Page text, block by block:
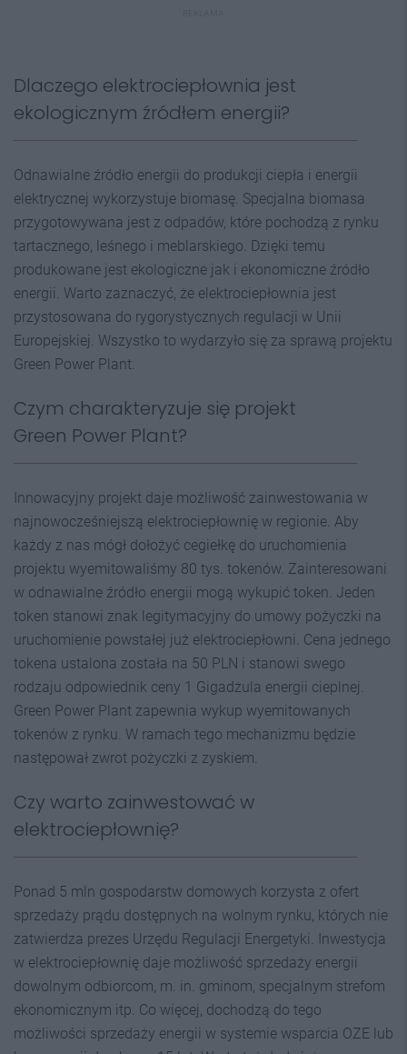
Dlaczego elektrociepłownia jest
ekologicznym źródłem energii?
Odnawialne źródło energii do produkcji ciepła i energii
elektrycznej wykorzystuje biomasę. Specjalna biomasa
przygotowywana jest z odpadów, które pochodzą z rynku
tartacznego, leśnego i meblarskiego. Dzięki temu
produkowane jest ekologiczne jak i ekonomiczne źródło
energii. Warto zaznaczyć, że elektrociepłownia jest
przystosowana do rygorystycznych regulacji w Unii
Europejskiej. Wszystko to wydarzyło się za sprawą projektu
Green Power Plant.
Czym charakteryzuje się projekt
Green Power Plant?
Innowacyjny projekt daje możliwość zainwestowania w
najnowocześniejszą elektrociepłownię w regionie. Aby
każdy z nas mógł dołożyć cegiełkę do uruchomienia
projektu wyemitowaliśmy 80 tys. tokenów. Zainteresowani
w odnawialne źródło energii mogą wykupić token. Jeden
token stanowi znak legitymacyjny do umowy pożyczki na
uruchomienie powstałej już elektrociepłowni. Cena jednego
tokena ustalona została na 50 PLN i stanowi swego
rodzaju odpowiednik ceny 1 Gigadżula energii cieplnej.
Green Power Plant zapewnia wykup wyemitowanych
tokenów z rynku. W ramach tego mechanizmu będzie
następował zwrot pożyczki z zyskiem.
Czy warto zainwestować w
elektrociepłownię?
Ponad 5 mln gospodarstw domowych korzysta z ofert
sprzedaży prądu dostępnych na wolnym rynku, których nie
zatwierdza prezes Urzędu Regulacji Energetyki. Inwestycja
w elektrociepłownię daje możliwość sprzedaży energii
dowolnym odbiorcom, m. in. gminom, specjalnym strefom
ekonomicznym itp. Co więcej, dochodzą do tego
możliwości sprzedaży energii w systemie wsparcia OZE lub